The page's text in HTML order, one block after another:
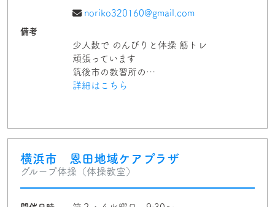
noriko320160@gmail.com
備考
少人数で のんびりと体操 筋トレ
頑張っています
筑後市の教習所の…
詳細はこちら
横浜市 恩田地域ケアプラザ
グループ体操（体操教室）